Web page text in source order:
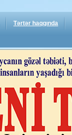
Tərtər haqqında